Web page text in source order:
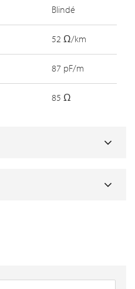
Blindé
52 Ω/km
87 pF/m
85 Ω